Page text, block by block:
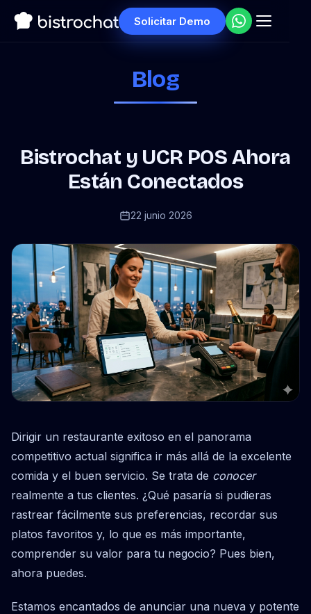
Solicitar Demo
Blog
Bistrochat y UCR POS Ahora
Están Conectados
22 junio 2026
Dirigir un restaurante exitoso en el panorama
competitivo actual significa ir más allá de la excelente
comida y el buen servicio. Se trata de conocer
realmente a tus clientes. ¿Qué pasaría si pudieras
rastrear fácilmente sus preferencias, recordar sus
platos favoritos y, lo que es más importante,
comprender su valor para tu negocio? Pues bien,
ahora puedes.
Estamos encantados de anunciar una nueva y potente